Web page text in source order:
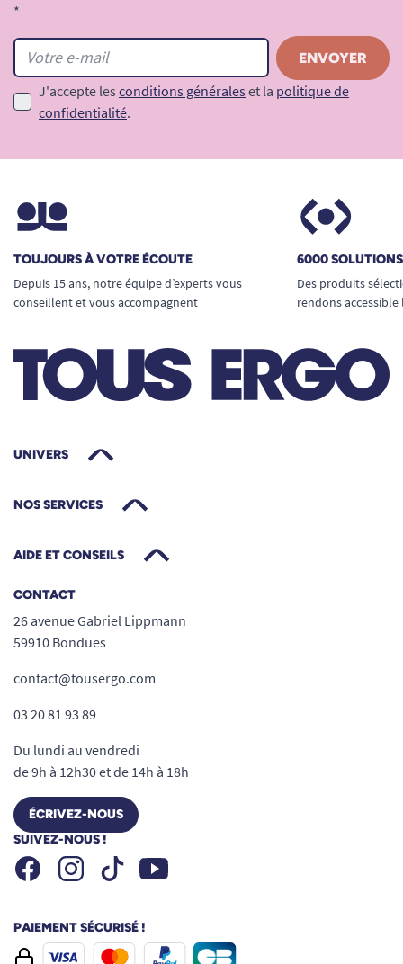
*
J'accepte les conditions générales et la politique de
confidentialité.
TOUJOURS À VOTRE ÉCOUTE
Depuis 15 ans, notre équipe d’experts vous
conseillent et vous accompagnent
6000
Des produits
rendons
UNIVERS
NOS SERVICES
AIDE ET CONSEILS
CONTACT
26 avenue Gabriel Lippmann
59910 Bondues
contact@tousergo.com
03 20 81 93 89
Du lundi au vendredi
de 9h à 12h30 et de 14h à 18h
ÉCRIVEZ-NOUS
SUIVEZ-NOUS !
FacebookInstagramTiktok Youtube
PAIEMENT SÉCURISÉ !